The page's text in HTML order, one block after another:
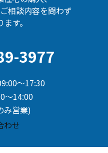
相談内容を問わず
す。
3977
～17:30
～14:00
営業)
わせ